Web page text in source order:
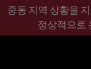
기
콘
바
글
중동 지역 상황을
정상적으로